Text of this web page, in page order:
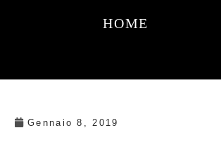
HOME
Gennaio 8, 2019